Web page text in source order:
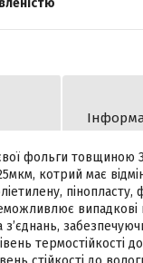
фольги товщиною
котрий має
випадкові
термостійкості